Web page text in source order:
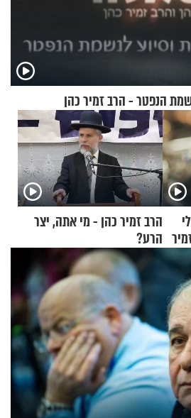
הנפטר - הרב זמיר כהן
הרב זמיר כהן - מי אתה, יצר
הרע?